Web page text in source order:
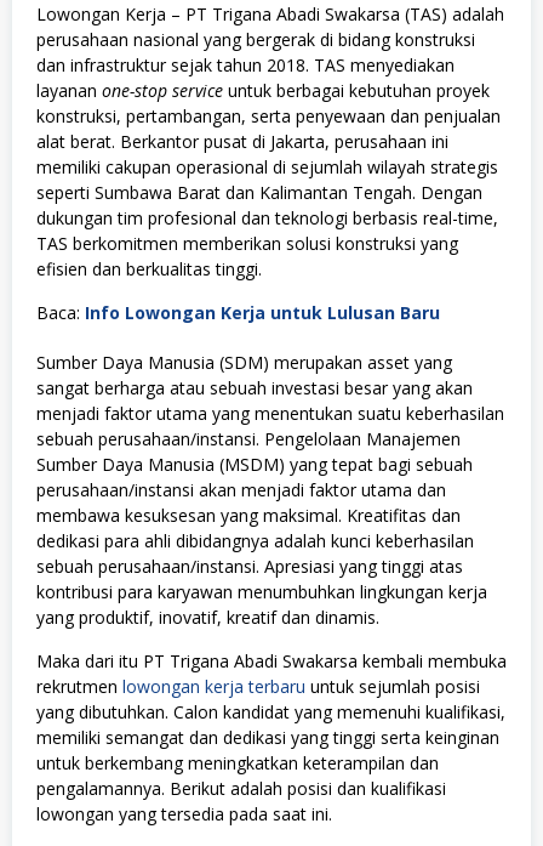
Lowongan Kerja – PT Trigana Abadi Swakarsa (TAS) adalah
perusahaan nasional yang bergerak di bidang konstruksi
dan infrastruktur sejak tahun 2018. TAS menyediakan
layanan one-stop service untuk berbagai kebutuhan proyek
konstruksi, pertambangan, serta penyewaan dan penjualan
alat berat. Berkantor pusat di Jakarta, perusahaan ini
memiliki cakupan operasional di sejumlah wilayah strategis
seperti Sumbawa Barat dan Kalimantan Tengah. Dengan
dukungan tim profesional dan teknologi berbasis real-time,
TAS berkomitmen memberikan solusi konstruksi yang
efisien dan berkualitas tinggi.
Baca: Info Lowongan Kerja untuk Lulusan Baru
Sumber Daya Manusia (SDM) merupakan asset yang
sangat berharga atau sebuah investasi besar yang akan
menjadi faktor utama yang menentukan suatu keberhasilan
sebuah perusahaan/instansi. Pengelolaan Manajemen
Sumber Daya Manusia (MSDM) yang tepat bagi sebuah
perusahaan/instansi akan menjadi faktor utama dan
membawa kesuksesan yang maksimal. Kreatifitas dan
dedikasi para ahli dibidangnya adalah kunci keberhasilan
sebuah perusahaan/instansi. Apresiasi yang tinggi atas
kontribusi para karyawan menumbuhkan lingkungan kerja
yang produktif, inovatif, kreatif dan dinamis.
Maka dari itu PT Trigana Abadi Swakarsa kembali membuka
rekrutmen lowongan kerja terbaru untuk sejumlah posisi
yang dibutuhkan. Calon kandidat yang memenuhi kualifikasi,
memiliki semangat dan dedikasi yang tinggi serta keinginan
untuk berkembang meningkatkan keterampilan dan
pengalamannya. Berikut adalah posisi dan kualifikasi
lowongan yang tersedia pada saat ini.